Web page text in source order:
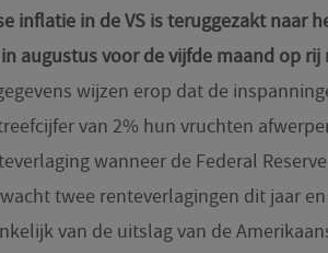
inflatie in de VS is teruggezakt naar
augustus voor de vijfde maand op
wijzen erop dat de
van 2% hun vruchten
wanneer de Federal
twee renteverlagingen dit jaar
van de uitslag van de